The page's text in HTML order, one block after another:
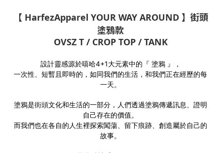
【 HarfezApparel YOUR WAY AROUND 】街頭
塗鴉款
OVSZ T / CROP TOP / TANK
設計靈感源於嘻哈4+1大元素中的『 塗鴉 』，
一次性、短暫且即時的，如同我們的生活，和我們正在經歷的每
一天。
塗鴉是街頭文化和生活的一部分，人們透過塗鴉傳遞訊息、證明
自己存在的價值。
而我們也在各自的人生裡探索闖蕩、留下痕跡、創造屬於自己的
故事。